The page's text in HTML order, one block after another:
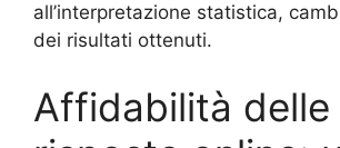
all’interpretazione statistica,
dei risultati ottenuti.
Affidabilità delle